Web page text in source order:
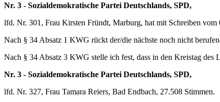
Nr. 3 - Sozialdemokratische Partei Deutschlands, SPD,
lfd. Nr. 301, Frau Kirsten Fründt, Marburg, hat mit Schreiben
Nach § 34 Absatz 1 KWG rückt der/die nächste noch nicht
Nach § 34 Absatz 3 KWG stelle ich fest, dass in den Kreistag des
Nr. 3 - Sozialdemokratische Partei Deutschlands, SPD,
lfd. Nr. 327, Frau Tamara Reiers, Bad Endbach, 27.508 Stimmen.